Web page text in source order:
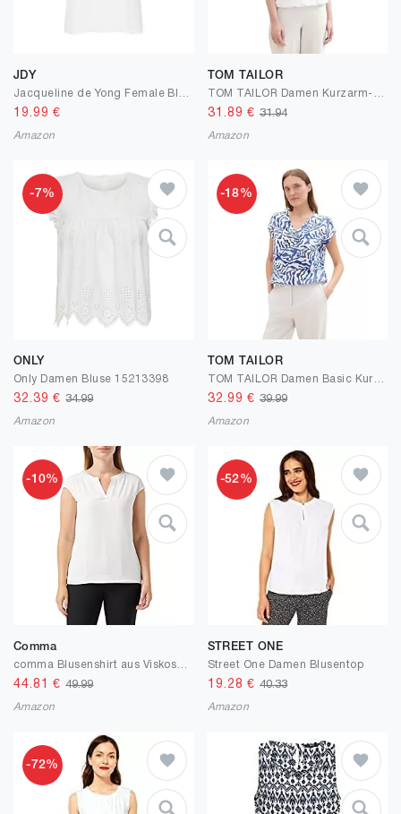
JDY
19.99 €
Amazon
TOM TAILOR
31.89 € 31.94
Amazon
-7%
ONLY
Only Damen Bluse 15213398
32.39 €34.99
Amazon
-18%
TOM TAILOR
TOM TAILOR Damen Basic Kurzarm-Bluse mit Allover Print
32.99 € 39.99
Amazon
-10%
Comma
44.81 €49.99
Amazon
-52%
STREET ONE
Street One Damen Blusentop
19.28 € 40.33
Amazon
-72%